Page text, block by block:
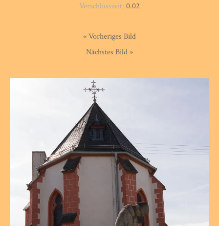
Verschlusszeit: 0.02
« Vorheriges Bild
Nächstes Bild »